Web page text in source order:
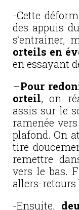
-Cette
des appuis
s’entrainer,
orteils en
en essayant
–Pour
orteil, on
assis sur le
ramenée
plafond. On
tire
remettre
vers le bas.
allers-retours
-Ensuite,